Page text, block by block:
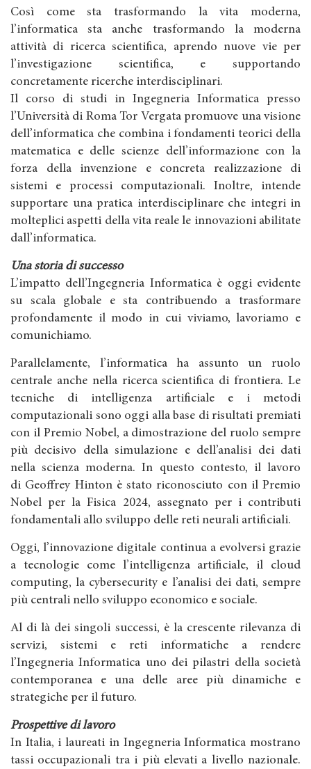
Così come sta trasformando la vita moderna,
l’informatica sta anche trasformando la moderna
attività di ricerca scientifica, aprendo nuove vie per
l’investigazione scientifica, e supportando
concretamente ricerche interdisciplinari.
Il corso di studi in Ingegneria Informatica presso
l’Università di Roma Tor Vergata promuove una visione
dell’informatica che combina i fondamenti teorici della
matematica e delle scienze dell’informazione con la
forza della invenzione e concreta realizzazione di
sistemi e processi computazionali. Inoltre, intende
supportare una pratica interdisciplinare che integri in
molteplici aspetti della vita reale le innovazioni abilitate
dall’informatica.
Una storia di successo
L’impatto dell’Ingegneria Informatica è oggi evidente
su scala globale e sta contribuendo a trasformare
profondamente il modo in cui viviamo, lavoriamo e
comunichiamo.
Parallelamente, l’informatica ha assunto un ruolo
centrale anche nella ricerca scientifica di frontiera. Le
tecniche di intelligenza artificiale e i metodi
computazionali sono oggi alla base di risultati premiati
con il Premio Nobel, a dimostrazione del ruolo sempre
più decisivo della simulazione e dell’analisi dei dati
nella scienza moderna. In questo contesto, il lavoro
di Geoffrey Hinton è stato riconosciuto con il Premio
Nobel per la Fisica 2024, assegnato per i contributi
fondamentali allo sviluppo delle reti neurali artificiali.
Oggi, l’innovazione digitale continua a evolversi grazie
a tecnologie come l’intelligenza artificiale, il cloud
computing, la cybersecurity e l’analisi dei dati, sempre
più centrali nello sviluppo economico e sociale.
Al di là dei singoli successi, è la crescente rilevanza di
servizi, sistemi e reti informatiche a rendere
l’Ingegneria Informatica uno dei pilastri della società
contemporanea e una delle aree più dinamiche e
strategiche per il futuro.
Prospettive di lavoro
In Italia, i laureati in Ingegneria Informatica mostrano
tassi occupazionali tra i più elevati a livello nazionale.